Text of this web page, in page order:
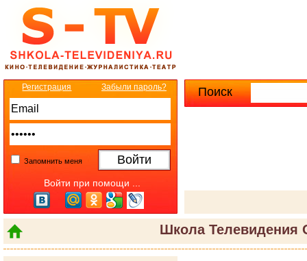
Поиск
Школа Телевидения
Регистрация Забыли пароль?
Запомнить меня
Войти при помощи ...